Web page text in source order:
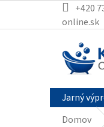
obsah
+420
online.sk
Jarný
Domov